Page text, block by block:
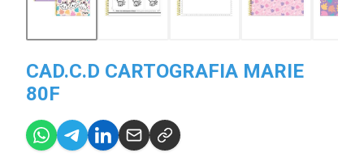
CAD.C.D CARTOGRAFIA MARIE
80F